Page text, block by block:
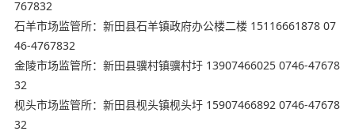
767832
石羊市场监管所：新田县石羊镇政府办公楼二楼 15116661878 07
46-4767832
金陵市场监管所：新田县骥村镇骥村圩 13907466025 0746-47678
32
枧头市场监管所：新田县枧头镇枧头圩 15907466892 0746-47678
32